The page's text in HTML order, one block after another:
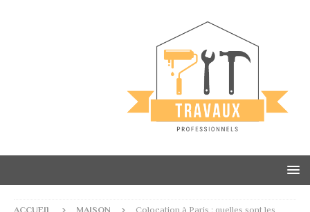
ACCUEIL MAISON
Colocation à Paris : quelles sont les